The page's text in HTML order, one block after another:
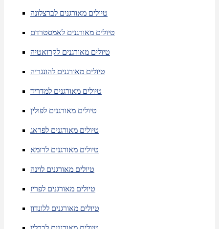
טיולים מאורגנים לברצלונה
טיולים מאורגנים לאמסטרדם
טיולים מאורגנים לקרואטיה
טיולים מאורגנים להונגריה
טיולים מאורגנים למדריד
טיולים מאורגנים לפולין
טיולים מאורגנים לפראג
טיולים מאורגנים לרומא
טיולים מאורגנים לוינה
טיולים מאורגנים לפריז
טיולים מאורגנים ללונדון